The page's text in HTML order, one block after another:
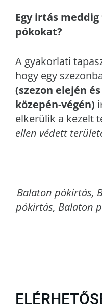
Egy irtás
pókokat?
A gyakorlati
hogy egy
(szezon elején
közepén-végén)
elkerülik a kezelt
ellen védett
Balaton pókirtás,
pókirtás, Balaton